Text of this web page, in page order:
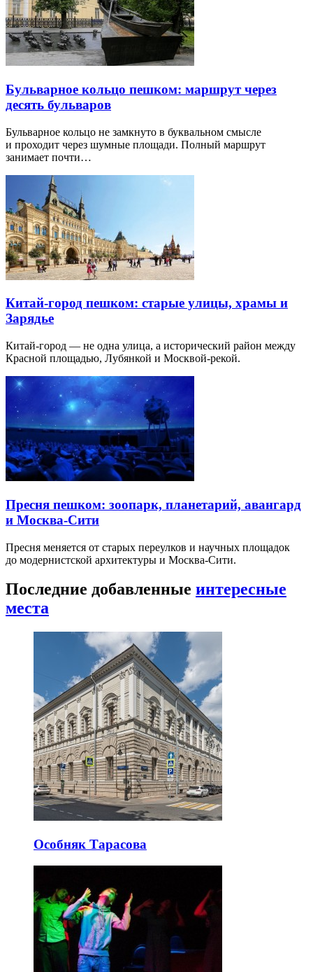
Бульварное кольцо пешком: маршрут через
десять бульваров
Бульварное кольцо не замкнуто в буквальном смысле
и проходит через шумные площади. Полный маршрут
занимает почти…
Китай-город пешком: старые улицы, храмы и
Зарядье
Китай-город — не одна улица, а исторический район между
Красной площадью, Лубянкой и Москвой-рекой.
Пресня пешком: зоопарк, планетарий, авангард
и Москва-Сити
Пресня меняется от старых переулков и научных площадок
до модернистской архитектуры и Москва-Сити.
Последние добавленные интересные
места
Особняк Тарасова